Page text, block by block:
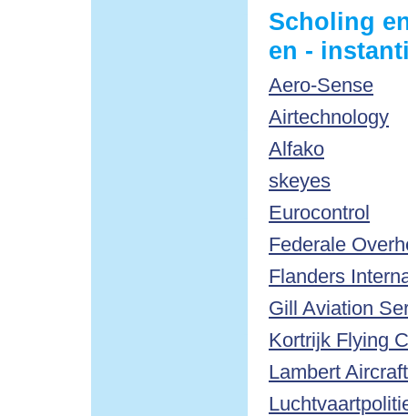
Scholing
en -
Aero-Sense
Airtechnology
Alfako
skeyes
Eurocontrol
Federale
Flanders
Gill Aviation
Kortrijk Flying
Lambert